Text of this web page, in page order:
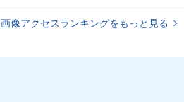
画像アクセスランキングをもっと見る